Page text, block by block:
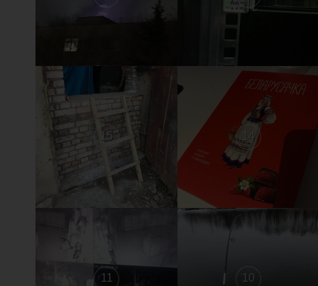
15 14
11 10